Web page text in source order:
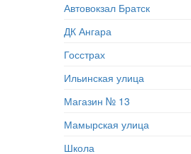
Автовокзал Братск
ДК Ангара
Госстрах
Ильинская улица
Магазин № 13
Мамырская улица
Школа